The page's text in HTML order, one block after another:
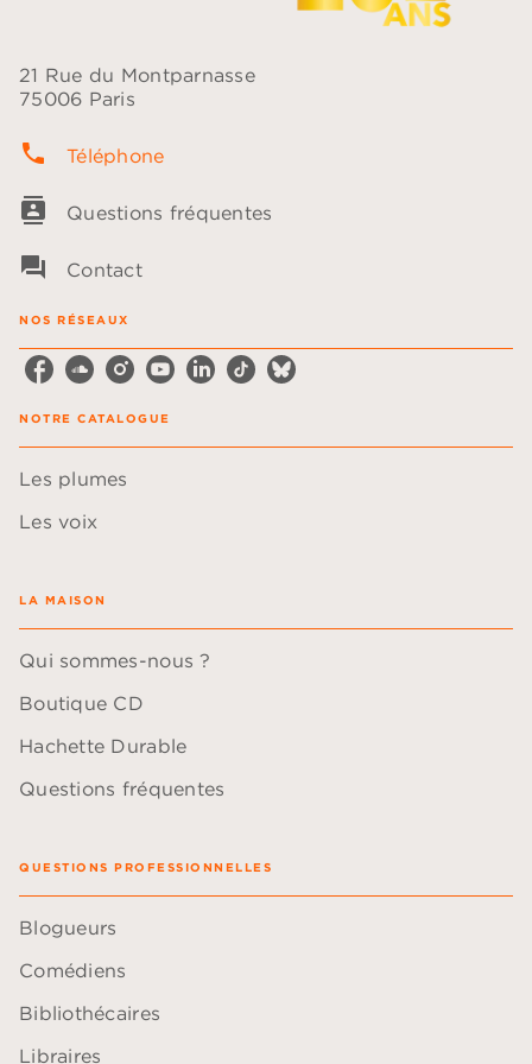
21 Rue du Montparnasse
75006 Paris
phone Téléphone
contacts Questions fréquentes
question_answer Contact
NOS RÉSEAUX
NOTRE CATALOGUE
Les plumes
Les voix
LA MAISON
Qui sommes-nous ?
Boutique CD
Hachette Durable
Questions fréquentes
QUESTIONS PROFESSIONNELLES
Blogueurs
Comédiens
Bibliothécaires
Libraires